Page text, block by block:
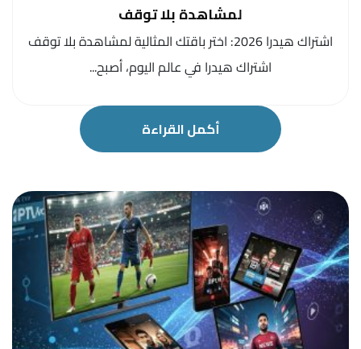
لمشاهدة بلا توقف
اشتراك هيدرا 2026: اختر باقتك المثالية لمشاهدة بلا توقف
اشتراك هيدرا في عالم اليوم، أصبح...
أكمل القراءة